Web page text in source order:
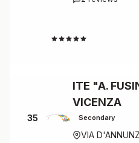
35
ITE "A.
VICENZA
Secondary
VIA